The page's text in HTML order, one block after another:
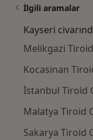
İlgili aramalar
Kayseri
Melikgazi
Kocasinan
İstanbul Tiroid
Malatya Tiroid
Sakarya Tiroid